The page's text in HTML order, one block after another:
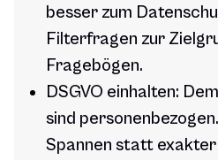
besser zum
Filterfragen zur
Fragebögen.
DSGVO einhalten:
sind
Spannen statt